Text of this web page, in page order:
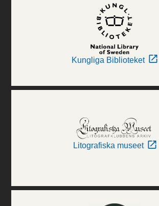
Kungliga Biblioteket
Litografiska museet